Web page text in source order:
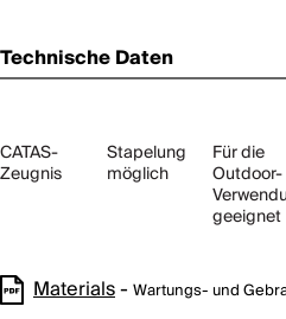
Technische Daten
CATAS-
Zeugnis
Stapelung
möglich
Für die
Outdoor-
geeignet
Materials- Wartungs- und